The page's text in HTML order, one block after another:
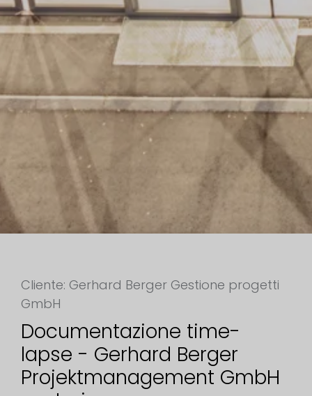
Cliente: Gerhard Berger Gestione progetti
GmbH
Documentazione time-
lapse - Gerhard Berger
Projektmanagement GmbH